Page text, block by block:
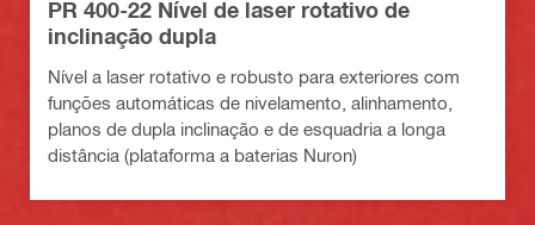
PR 400-22 Nível de laser rotativo de
inclinação dupla
Nível a laser rotativo e robusto para exteriores com
funções automáticas de nivelamento, alinhamento,
planos de dupla inclinação e de esquadria a longa
distância (plataforma a baterias Nuron)